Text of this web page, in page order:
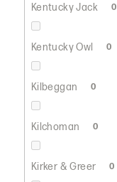
Kentucky Jack 0
Kentucky Owl 0
Kilbeggan 0
Kilchoman 0
Kirker & Greer 0